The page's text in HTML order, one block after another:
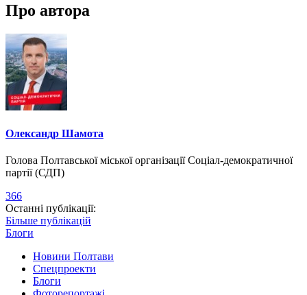
Про автора
Олександр Шамота
Голова Полтавської міської організації Соціал-демократичної
партії (СДП)
366
Останні публікації:
Більше публікацій
Блоги
Новини Полтави
Спецпроекти
Блоги